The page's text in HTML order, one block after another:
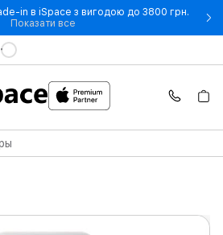
in в iSpace з вигодою до 3800 грн.
Показати все- Оновіть iPhone за Trade-in